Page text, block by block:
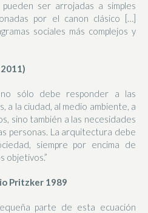
ser arrojadas a simples
por el canon clásico […]
sociales más complejos y
no sólo debe responder a las
a la ciudad, al medio ambiente, a
sino también a las necesidades
personas. La arquitectura debe
siempre por encima de
objetivos.”
Pritzker 1989
parte de esta ecuación